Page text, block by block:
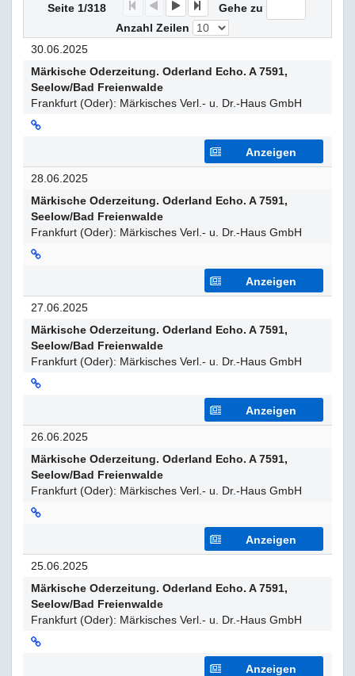
Seite 1/318
Gehe zu
Anzahl Zeilen
30.06.2025
Märkische Oderzeitung. Oderland Echo. A 7591,
Seelow/Bad Freienwalde
Frankfurt (Oder): Märkisches Verl.- u. Dr.-Haus GmbH
Anzeigen
28.06.2025
Märkische Oderzeitung. Oderland Echo. A 7591,
Seelow/Bad Freienwalde
Frankfurt (Oder): Märkisches Verl.- u. Dr.-Haus GmbH
Anzeigen
27.06.2025
Märkische Oderzeitung. Oderland Echo. A 7591,
Seelow/Bad Freienwalde
Frankfurt (Oder): Märkisches Verl.- u. Dr.-Haus GmbH
Anzeigen
26.06.2025
Märkische Oderzeitung. Oderland Echo. A 7591,
Seelow/Bad Freienwalde
Frankfurt (Oder): Märkisches Verl.- u. Dr.-Haus GmbH
Anzeigen
25.06.2025
Märkische Oderzeitung. Oderland Echo. A 7591,
Seelow/Bad Freienwalde
Frankfurt (Oder): Märkisches Verl.- u. Dr.-Haus GmbH
Anzeigen